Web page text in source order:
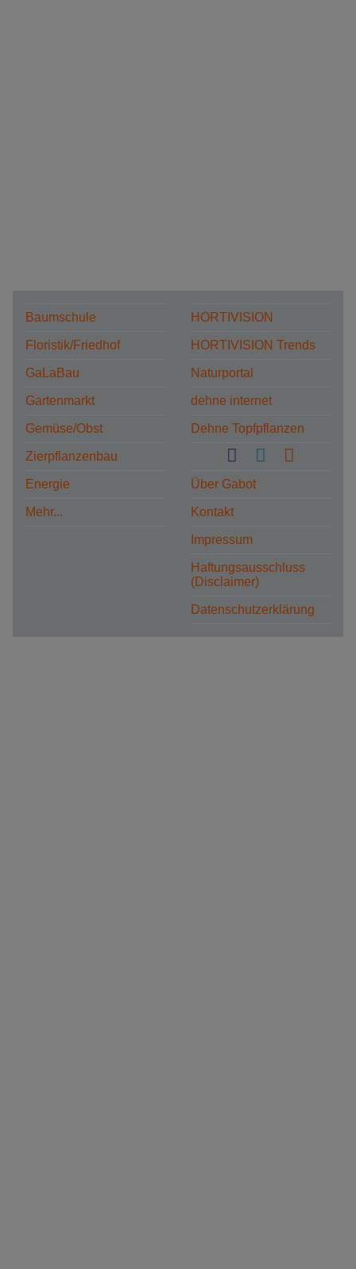
Baumschule
Floristik/Friedhof
GaLaBau
Gartenmarkt
Gemüse/Obst
Zierpflanzenbau
Energie
Mehr...
HORTIVISION
HORTIVISION Trends
Naturportal
dehne internet
Dehne Topfpflanzen
Über Gabot
Kontakt
Impressum
Haftungsausschluss
(Disclaimer)
Datenschutzerklärung